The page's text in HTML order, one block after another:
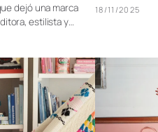
dejó una marca
estilista y…
18/11/2025